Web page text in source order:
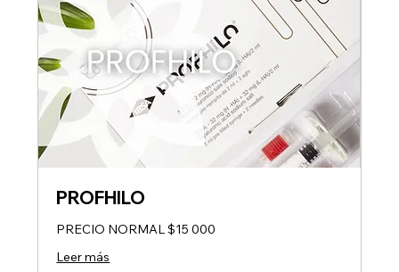
PROFHILO
PRECIO NORMAL $15 000
Leer más